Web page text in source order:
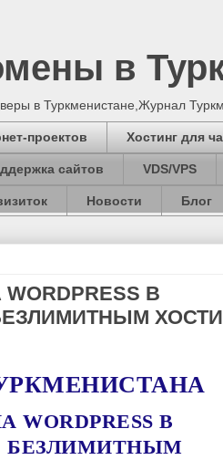
в
в Туркменистане,Журнал
проектов Хостинг для
сайтов VDS/VPS
Новости Блог
В
В
БЕЗЛИМИТНЫМ